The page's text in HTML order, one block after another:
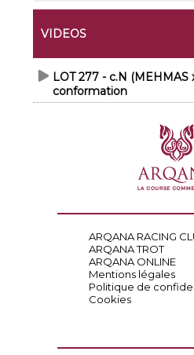
VIDEOS
LOT 277 - c.N (MEHMAS
conformation
ARQANA RACING
ARQANA TROT
ARQANA ONLINE
Mentions légales
Politique de
Cookies